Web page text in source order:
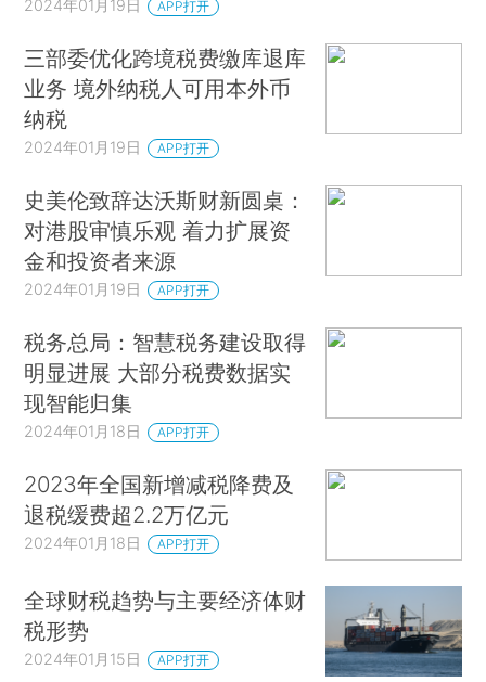
2024年01月19日 APP打开
三部委优化跨境税费缴库退库
业务 境外纳税人可用本外币
纳税
2024年01月19日 APP打开
史美伦致辞达沃斯财新圆桌：
对港股审慎乐观 着力扩展资
金和投资者来源
2024年01月19日 APP打开
税务总局：智慧税务建设取得
明显进展 大部分税费数据实
现智能归集
2024年01月18日 APP打开
2023年全国新增减税降费及
退税缓费超2.2万亿元
2024年01月18日 APP打开
全球财税趋势与主要经济体财
税形势
2024年01月15日 APP打开